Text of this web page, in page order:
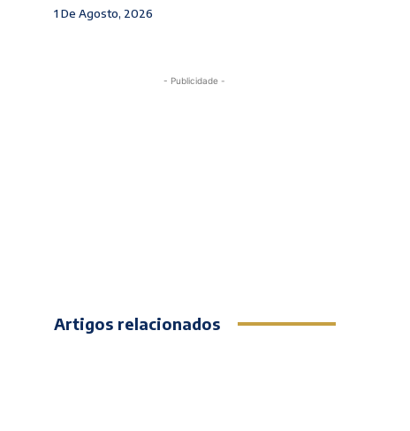
1 De Agosto, 2026
- Publicidade -
Artigos relacionados